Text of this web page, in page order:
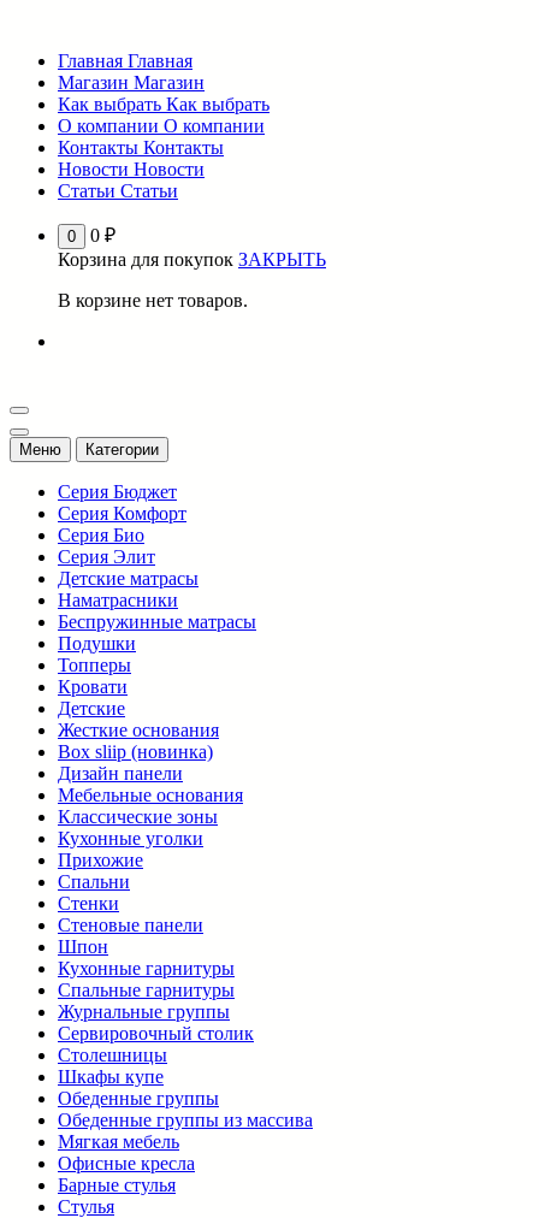
содержимому
Главная Главная
Магазин Магазин
Как выбрать Как выбрать
О компании О компании
Контакты Контакты
Новости Новости
Статьи Статьи
0 0 ₽
Корзина для покупок ЗАКРЫТЬ
В корзине нет товаров.
Меню Категории
Серия Бюджет
Серия Комфорт
Серия Био
Серия Элит
Детские матрасы
Наматрасники
Беспружинные матрасы
Подушки
Топперы
Кровати
Детские
Жесткие основания
Box sliip (новинка)
Дизайн панели
Мебельные основания
Классические зоны
Кухонные уголки
Прихожие
Спальни
Стенки
Стеновые панели
Шпон
Кухонные гарнитуры
Спальные гарнитуры
Журнальные группы
Сервировочный столик
Столешницы
Шкафы купе
Обеденные группы
Обеденные группы из массива
Мягкая мебель
Офисные кресла
Барные стулья
Стулья